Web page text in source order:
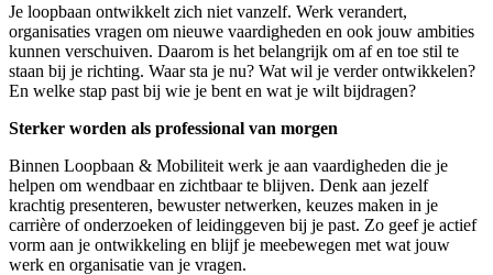
Je loopbaan ontwikkelt zich niet vanzelf. Werk verandert,
organisaties vragen om nieuwe vaardigheden en ook jouw ambities
kunnen verschuiven. Daarom is het belangrijk om af en toe stil te
staan bij je richting. Waar sta je nu? Wat wil je verder ontwikkelen?
En welke stap past bij wie je bent en wat je wilt bijdragen?
Sterker worden als professional van morgen
Binnen Loopbaan & Mobiliteit werk je aan vaardigheden die je
helpen om wendbaar en zichtbaar te blijven. Denk aan jezelf
krachtig presenteren, bewuster netwerken, keuzes maken in je
carrière of onderzoeken of leidinggeven bij je past. Zo geef je actief
vorm aan je ontwikkeling en blijf je meebewegen met wat jouw
werk en organisatie van je vragen.